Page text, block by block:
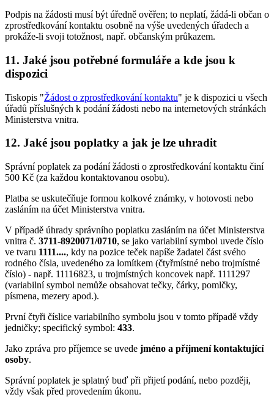
Podpis na žádosti musí být úředně ověřen; to neplatí, žádá-li občan o
zprostředkování kontaktu osobně na výše uvedených úřadech a
prokáže-li svoji totožnost, např. občanským průkazem.
11. Jaké jsou potřebné formuláře a kde jsou k
dispozici
Tiskopis "Žádost o zprostředkování kontaktu" je k dispozici u všech
úřadů příslušných k podání žádosti nebo na internetových stránkách
Ministerstva vnitra.
12. Jaké jsou poplatky a jak je lze uhradit
Správní poplatek za podání žádosti o zprostředkování kontaktu činí
500 Kč (za každou kontaktovanou osobu).
Platba se uskutečňuje formou kolkové známky, v hotovosti nebo
zasláním na účet Ministerstva vnitra.
V případě úhrady správního poplatku zasláním na účet Ministerstva
vnitra č. 3711-8920071/0710, se jako variabilní symbol uvede číslo
ve tvaru 1111...., kdy na pozice teček napíše žadatel část svého
rodného čísla, uvedeného za lomítkem (čtyřmístné nebo trojmístné
číslo) - např. 11116823, u trojmístných koncovek např. 1111297
(variabilní symbol nemůže obsahovat tečky, čárky, pomlčky,
písmena, mezery apod.).
První čtyři číslice variabilního symbolu jsou v tomto případě vždy
jedničky; specifický symbol: 433.
Jako zpráva pro příjemce se uvede jméno a příjmení kontaktující
osoby.
Správní poplatek je splatný buď při přijetí podání, nebo později,
vždy však před provedením úkonu.